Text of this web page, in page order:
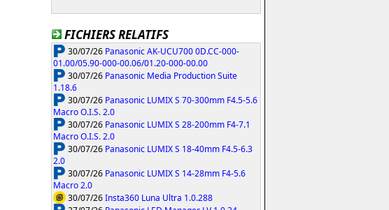
FICHIERS RELATIFS
30/07/26 Panasonic AK-UCU700 0D.CC-000-
01.00/05.90-000-00.06/01.20-000-00.00
30/07/26 Panasonic Media Production Suite
1.18.6
30/07/26 Panasonic LUMIX S 70-300mm F4.5-5.6
Macro O.I.S. 2.0
30/07/26 Panasonic LUMIX S 28-200mm F4-7.1
Macro O.I.S. 2.0
30/07/26 Panasonic LUMIX S 18-40mm F4.5-6.3
2.0
30/07/26 Panasonic LUMIX S 14-28mm F4-5.6
Macro 2.0
30/07/26Insta360 Luna Ultra 1.0.288